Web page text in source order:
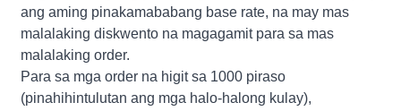
ang aming pinakamababang base rate, na may mas
malalaking diskwento na magagamit para sa mas
malalaking order.
Para sa mga order na higit sa 1000 piraso
(pinahihintulutan ang mga halo-halong kulay),